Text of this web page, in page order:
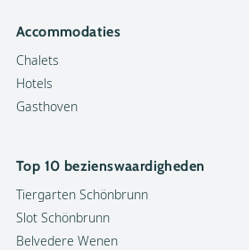
Accommodaties
Chalets
Hotels
Gasthoven
Top 10 bezienswaardigheden
Tiergarten Schönbrunn
Slot Schönbrunn
Belvedere Wenen